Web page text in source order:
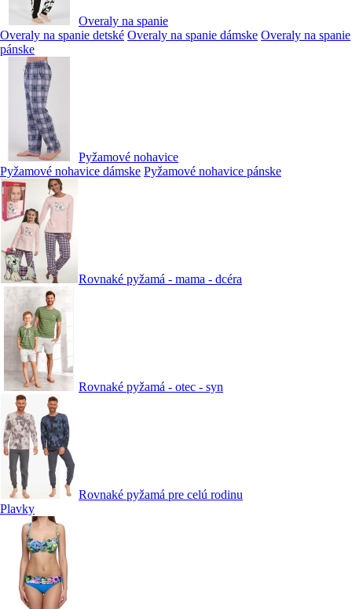
Overaly na spanie
Overaly na spanie detské Overaly na spanie dámske Overaly na spanie
pánske
Pyžamové nohavice
Pyžamové nohavice dámske Pyžamové nohavice pánske
Rovnaké pyžamá - mama - dcéra
Rovnaké pyžamá - otec - syn
Rovnaké pyžamá pre celú rodinu
Plavky